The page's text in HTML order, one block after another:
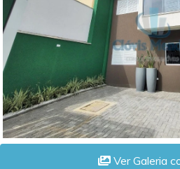
Ver Galeria